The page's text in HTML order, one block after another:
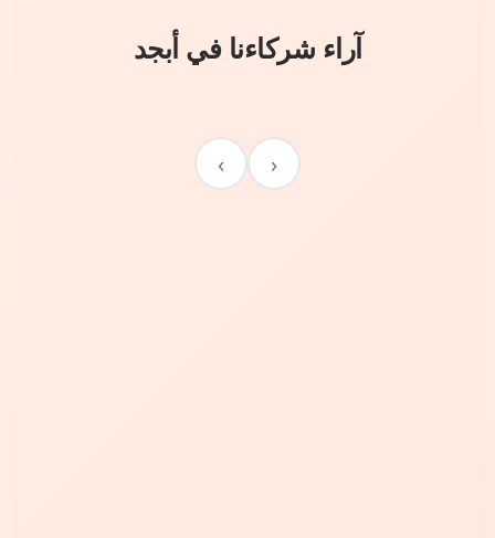
آراء شركاءنا في أبجد
‹
›